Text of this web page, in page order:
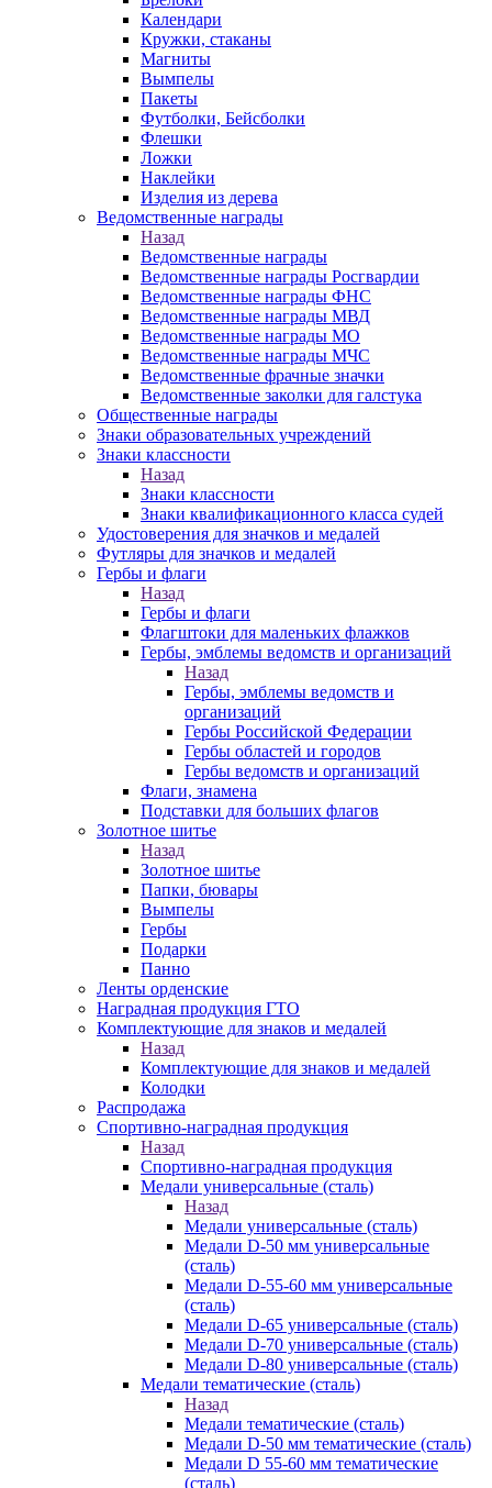
Календари
Кружки, стаканы
Магниты
Вымпелы
Пакеты
Футболки, Бейсболки
Флешки
Ложки
Наклейки
Изделия из дерева
Ведомственные награды
Назад
Ведомственные награды
Ведомственные награды Росгвардии
Ведомственные награды ФНС
Ведомственные награды МВД
Ведомственные награды МО
Ведомственные награды МЧС
Ведомственные фрачные значки
Ведомственные заколки для галстука
Общественные награды
Знаки образовательных учреждений
Знаки классности
Назад
Знаки классности
Знаки квалификационного класса судей
Удостоверения для значков и медалей
Футляры для значков и медалей
Гербы и флаги
Назад
Гербы и флаги
Флагштоки для маленьких флажков
Гербы, эмблемы ведомств и организаций
Назад
Гербы, эмблемы ведомств и
организаций
Гербы Российской Федерации
Гербы областей и городов
Гербы ведомств и организаций
Флаги, знамена
Подставки для больших флагов
Золотное шитье
Назад
Золотное шитье
Папки, бювары
Вымпелы
Гербы
Подарки
Панно
Ленты орденские
Наградная продукция ГТО
Комплектующие для знаков и медалей
Назад
Комплектующие для знаков и медалей
Колодки
Распродажа
Спортивно-наградная продукция
Назад
Спортивно-наградная продукция
Медали универсальные (сталь)
Назад
Медали универсальные (сталь)
Медали D-50 мм универсальные
(сталь)
Медали D-55-60 мм универсальные
(сталь)
Медали D-65 универсальные (сталь)
Медали D-70 универсальные (сталь)
Медали D-80 универсальные (сталь)
Медали тематические (сталь)
Назад
Медали тематические (сталь)
Медали D-50 мм тематические (сталь)
Медали D 55-60 мм тематические
(сталь)